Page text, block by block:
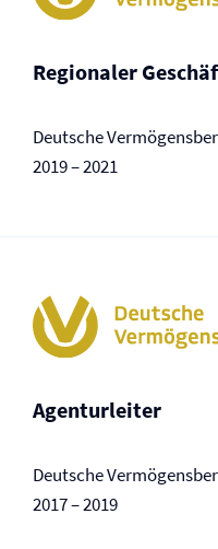
Regionaler
Deutsche
2019 – 2021
Agenturleiter
Deutsche
2017 – 2019